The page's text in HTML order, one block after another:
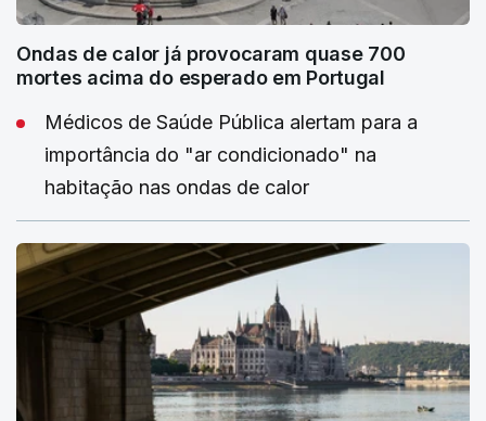
Ondas de calor já provocaram quase 700
mortes acima do esperado em Portugal
Médicos de Saúde Pública alertam para a
importância do "ar condicionado" na
habitação nas ondas de calor